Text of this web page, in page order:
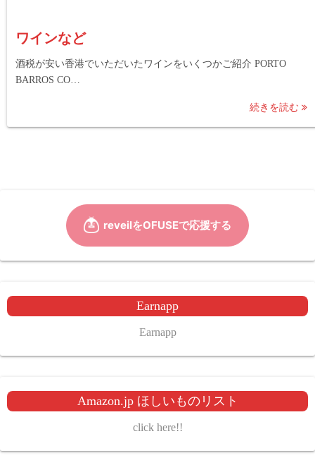
ワインなど
酒税が安い香港でいただいたワインをいくつかご紹介 PORTO
BARROS CO…
続きを読む
Earnapp
Earnapp
Amazon.jp ほしいものリスト
click here!!